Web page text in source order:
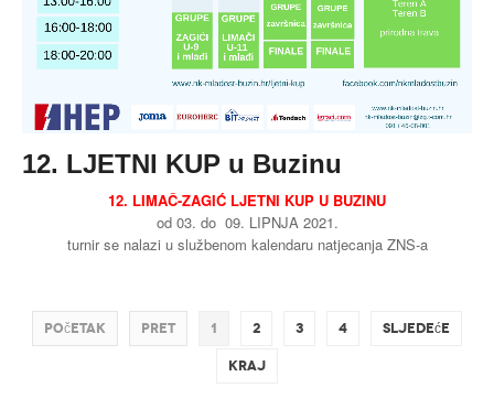
12. LJETNI KUP u Buzinu
12. LIMAČ-ZAGIĆ LJETNI KUP U BUZINU
od 03. do 09. LIPNJA 2021.
turnir se nalazi u službenom kalendaru natjecanja ZNS-a
Početak Pret 1 2 3 4 Sljedeće
Kraj